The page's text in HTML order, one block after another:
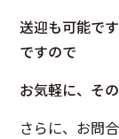
送迎も可能で
ですので
お気軽に、そ
さらに、お問